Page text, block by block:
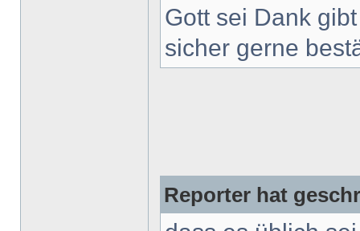
Gott sei Dank
sicher gerne
Reporter hat